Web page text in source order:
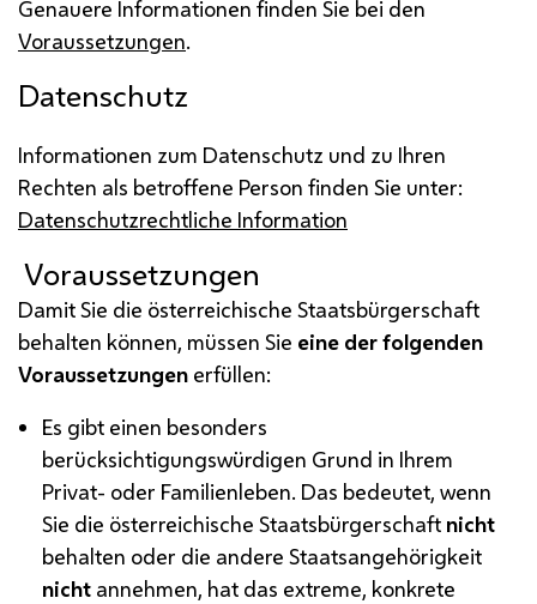
Genauere Informationen finden Sie bei den
Voraussetzungen.
Datenschutz
Informationen zum Datenschutz und zu Ihren
Rechten als betroffene Person finden Sie unter:
Datenschutzrechtliche Information
Voraussetzungen
Damit Sie die österreichische Staatsbürgerschaft
behalten können, müssen Sie eine der folgenden
Voraussetzungen erfüllen:
Es gibt einen besonders
berücksichtigungswürdigen Grund in Ihrem
Privat- oder Familienleben. Das bedeutet, wenn
Sie die österreichische Staatsbürgerschaft nicht
behalten oder die andere Staatsangehörigkeit
nicht annehmen, hat das extreme, konkrete